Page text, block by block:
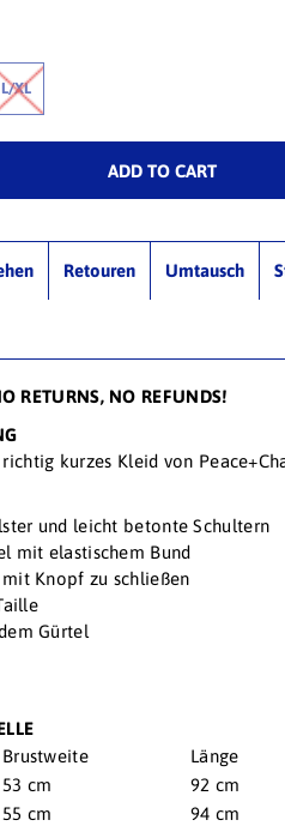
L/XL
Retouren Umtausch
RETURNS, NO REFUNDS!
kurzes Kleid von
und leicht betonte Schultern
mit elastischem Bund
Knopf zu schließen
Gürtel
Brustweite
Länge
53 cm
92 cm
55 cm
94 cm